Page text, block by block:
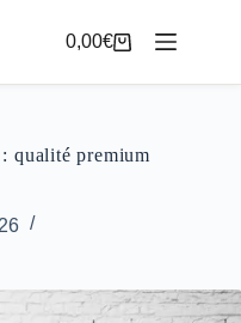
Panier
0,00€
qualité premium